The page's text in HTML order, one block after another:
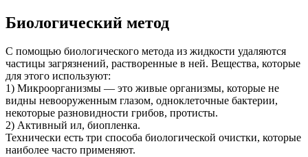
Биологический метод
С помощью биологического метода из жидкости удаляются
частицы загрязнений, растворенные в ней. Вещества, которые
для этого используют:
1) Микроорганизмы — это живые организмы, которые не
видны невооруженным глазом, одноклеточные бактерии,
некоторые разновидности грибов, протисты.
2) Активный ил, биопленка.
Технически есть три способа биологической очистки, которые
наиболее часто применяют.